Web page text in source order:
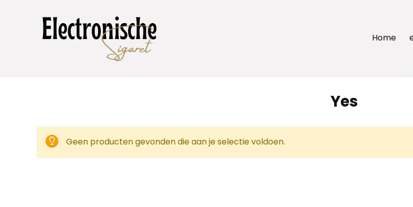
Home
Yes
Geen producten gevonden die aan je selectie voldoen.